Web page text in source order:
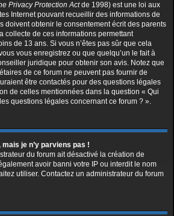
Privacy Protection Actde 1998) est une loi aux
Internet pouvant recueillir des informations de
doivent obtenir le consentement écrit des parents
collecte de ces informations permettant
de 13 ans. Si vous n’êtes pas sûr que cela
vous enregistrez ou que quelqu’un le fait à
juridique pour obtenir son avis. Notez que
de ce forum ne peuvent pas fournir de
être contactés pour des questions légales
de celles mentionnées dans la question « Qui
questions légales concernant ce forum ? ».
je n’y parviens pas !
du forum ait désactivé la création de
avoir banni votre IP ou interdit le nom
utiliser. Contactez un administrateur du forum